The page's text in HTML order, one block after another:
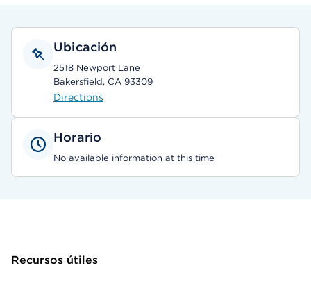
Ubicación
2518 Newport Lane
Bakersfield, CA 93309
Directions
Horario
No available information at this time
Recursos útiles